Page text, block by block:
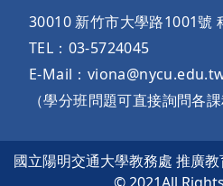
30010 新竹市大學路1001號
TEL：03-5724045
E-Mail：
（學分班問題可直接詢問各課
國立陽明交通大學教務處 推廣